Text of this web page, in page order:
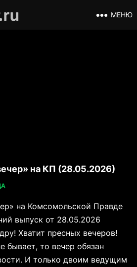
МЕНЮ
на КП (28.05.2026)
на Комсомольской Правде
выпуск от 28.05.2026
Хватит пресных вечеров!
бывает, то вечер обязан
И только двоим ведущим